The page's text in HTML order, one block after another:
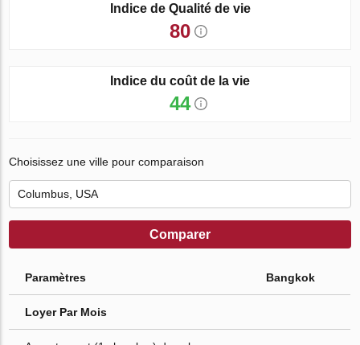
Indice de Qualité de vie
80
Indice du coût de la vie
44
Choisissez une ville pour comparaison
Comparer
Paramètres Bangkok
Loyer Par Mois